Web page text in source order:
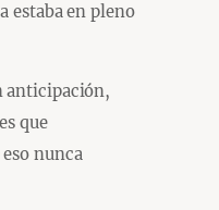
estaba en pleno
anticipación,
que
nunca